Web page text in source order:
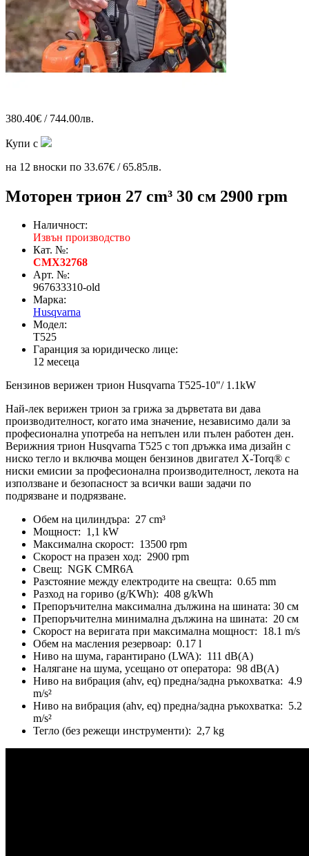
380.40€ / 744.00лв.
Купи с
на 12 вноски по 33.67€ / 65.85лв.
Моторен трион 27 cm³ 30 см 2900 rpm
Наличност:
Извън производство
Кат. №:
CMX32768
Арт. №:
967633310-old
Марка:
Husqvarna
Модел:
T525
Гаранция за юридическо лице:
12 месеца
Бензинов верижен трион Husqvarna T525-10"/ 1.1kW
Най-лек верижен трион за грижа за дърветата ви дава
производителност, когато има значение, независимо дали за
професионална употреба на непълен или пълен работен ден.
Верижния трион Husqvarna T525 с топ дръжка има дизайн с
ниско тегло и включва мощен бензинов двигател X-Torq® с
ниски емисии за професионална производителност, лекота на
използване и безопасност за всички ваши задачи по
подрязване и подрязване.
Обем на цилиндъра: 27 cm³
Мощност: 1,1 kW
Максимална скорост: 13500 rpm
Скорост на празен ход: 2900 rpm
Свещ: NGK CMR6A
Разстояние между електродите на свещта: 0.65 mm
Разход на гориво (g/KWh): 408 g/kWh
Препоръчителна максимална дължина на шината: 30 см
Препоръчителна минимална дължина на шината: 20 см
Скорост на веригата при максимална мощност: 18.1 m/s
Обем на масления резервоар: 0.17 l
Ниво на шума, гарантирано (LWA): 111 dB(A)
Налягане на шума, усещано от оператора: 98 dB(A)
Ниво на вибрация (ahv, eq) предна/задна ръкохватка: 4.9
m/s²
Ниво на вибрация (ahv, eq) предна/задна ръкохватка: 5.2
m/s²
Тегло (без режещи инструменти): 2,7 kg